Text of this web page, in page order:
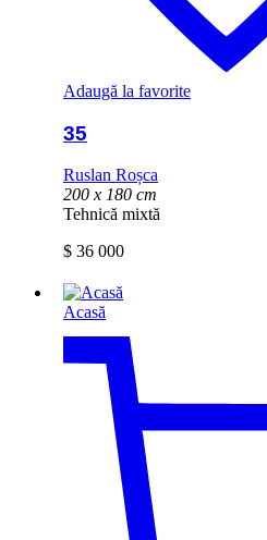
Adaugă la favorite
35
Ruslan Roșca
200 x 180 cm
Tehnică mixtă
$ 36 000
Acasă